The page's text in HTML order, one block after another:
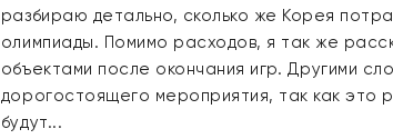
разбираю детально, сколько же Корея
олимпиады. Помимо расходов, я так же
объектами после окончания игр. Другими
дорогостоящего мероприятия, так как это
будут...